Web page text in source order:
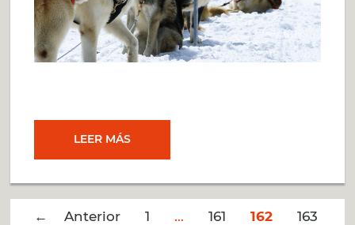
LEER MÁSREGALÁ
TU
← Anterior 1 … 161 162
163